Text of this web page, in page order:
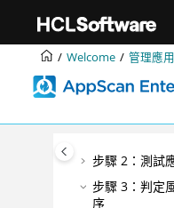
Welcome 管理應
最佳作法
配置
管理
步驟 2：測試
步驟 3：判定
序